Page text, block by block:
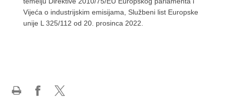
Vijeća o industrijskim emisijama, Službeni list Europske
unije L 325/112 od 20. prosinca 2022.